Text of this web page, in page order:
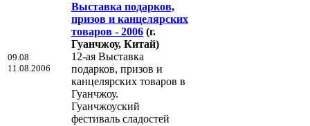
09.08
11.08.2006
Bыставка подарков,
призов и канцелярских
товаров - 2006 (г.
Гуанчжоу, Китай)
12-ая Bыставка
подарков, призов и
канцелярских товаров в
Гуанчжоу.
Гуанчжоуский
фестиваль сладостей